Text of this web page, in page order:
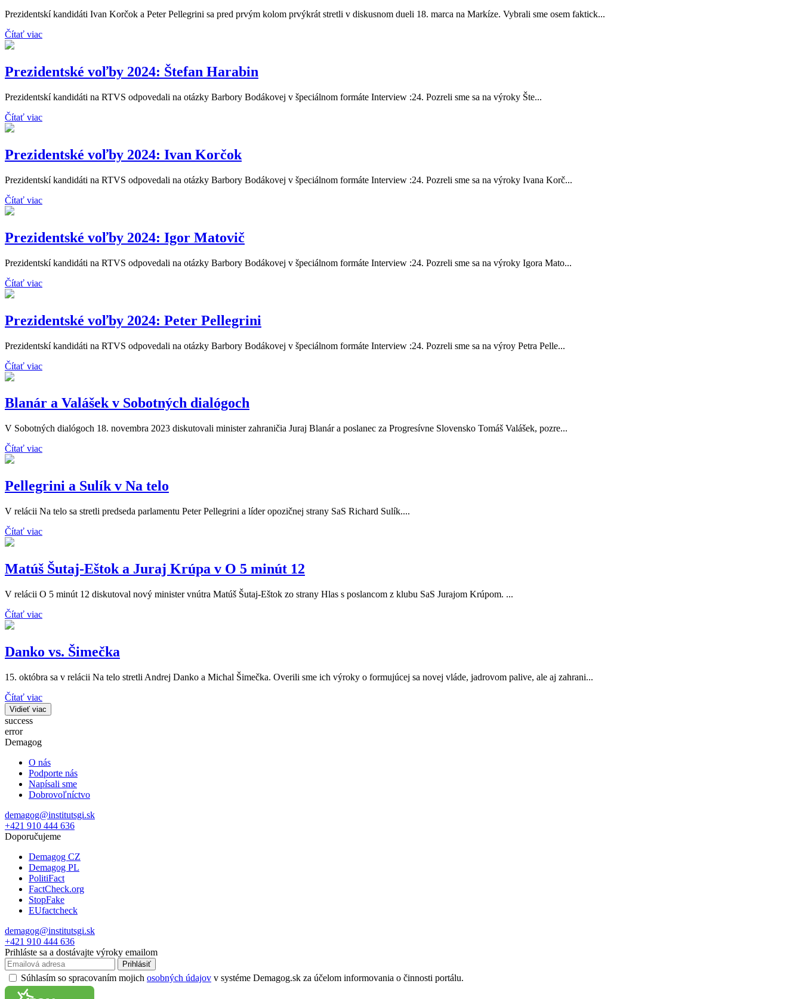
Prezidentskí kandidáti Ivan Korčok a Peter Pellegrini sa pred prvým kolom prvýkrát stretli v diskusnom dueli 18. marca na Markíze. Vybrali sme osem faktick...
Čítať viac
Prezidentské voľby 2024: Štefan Harabin
Prezidentskí kandidáti na RTVS odpovedali na otázky Barbory Bodákovej v špeciálnom formáte Interview :24. Pozreli sme sa na výroky Šte...
Čítať viac
Prezidentské voľby 2024: Ivan Korčok
Prezidentskí kandidáti na RTVS odpovedali na otázky Barbory Bodákovej v špeciálnom formáte Interview :24. Pozreli sme sa na výroky Ivana Korč...
Čítať viac
Prezidentské voľby 2024: Igor Matovič
Prezidentskí kandidáti na RTVS odpovedali na otázky Barbory Bodákovej v špeciálnom formáte Interview :24. Pozreli sme sa na výroky Igora Mato...
Čítať viac
Prezidentské voľby 2024: Peter Pellegrini
Prezidentskí kandidáti na RTVS odpovedali na otázky Barbory Bodákovej v špeciálnom formáte Interview :24. Pozreli sme sa na výroy Petra Pelle...
Čítať viac
Blanár a Valášek v Sobotných dialógoch
V Sobotných dialógoch 18. novembra 2023 diskutovali minister zahraničia Juraj Blanár a poslanec za Progresívne Slovensko Tomáš Valášek, pozre...
Čítať viac
Pellegrini a Sulík v Na telo
V relácii Na telo sa stretli predseda parlamentu Peter Pellegrini a líder opozičnej strany SaS Richard Sulík....
Čítať viac
Matúš Šutaj-Eštok a Juraj Krúpa v O 5 minút 12
V relácii O 5 minút 12 diskutoval nový minister vnútra Matúš Šutaj-Eštok zo strany Hlas s poslancom z klubu SaS Jurajom Krúpom. ...
Čítať viac
Danko vs. Šimečka
15. októbra sa v relácii Na telo stretli Andrej Danko a Michal Šimečka. Overili sme ich výroky o formujúcej sa novej vláde, jadrovom palive, ale aj zahrani...
Čítať viac
Vidieť viac
success
error
Demagog
O nás
Podporte nás
Napísali sme
Dobrovoľníctvo
demagog@institutsgi.sk
+421 910 444 636
Doporučujeme
Demagog CZ
Demagog PL
PolitiFact
FactCheck.org
StopFake
EUfactcheck
demagog@institutsgi.sk
+421 910 444 636
Prihláste sa a dostávajte výroky emailom
Prihlásiť
Súhlasím so spracovaním mojich osobných údajov v systéme Demagog.sk za účelom informovania o činnosti portálu.